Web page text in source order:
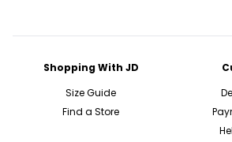
Shopping With JD
Size Guide
Find a Store